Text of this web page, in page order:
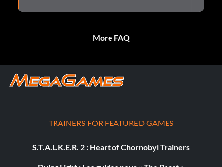
More FAQ
TRAINERS FOR FEATURED GAMES
S.T.A.L.K.E.R. 2 : Heart of Chornobyl Trainers